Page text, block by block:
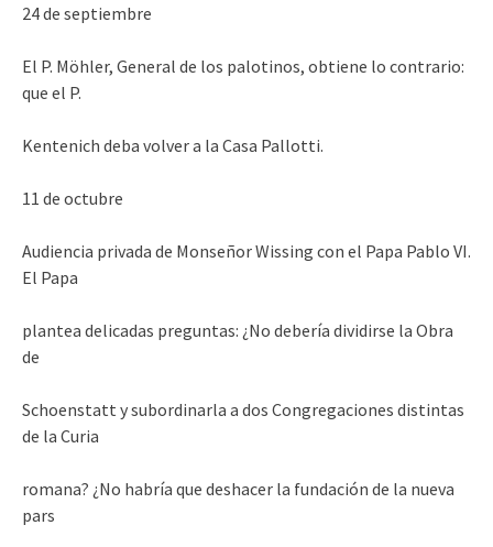
24 de septiembre
El P. Möhler, General de los palotinos, obtiene lo contrario:
que el P.
Kentenich deba volver a la Casa Pallotti.
11 de octubre
Audiencia privada de Monseñor Wissing con el Papa Pablo VI.
El Papa
plantea delicadas preguntas: ¿No debería dividirse la Obra
de
Schoenstatt y subordinarla a dos Congregaciones distintas
de la Curia
romana? ¿No habría que deshacer la fundación de la nueva
pars